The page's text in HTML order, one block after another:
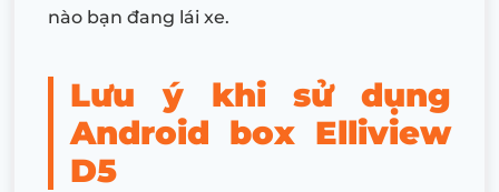
nào bạn đang lái xe.
Lưu ý khi sử dụng
Android box Elliview
D5